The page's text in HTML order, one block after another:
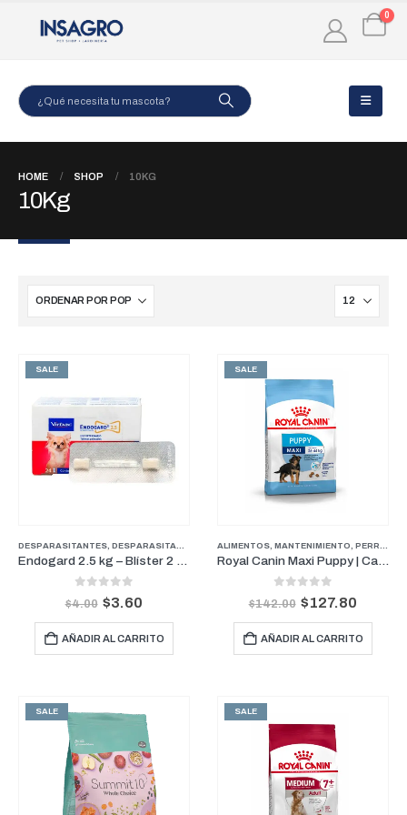
0
HOME SHOP 10KG
10Kg
SALE
DESPARASITANTES DESPARASITANTES FARMACIA,PERROS
Endogard 2.5 kg – Blíster 2 tabletas
out of 5
$4.00 $3.60
AÑADIR AL CARRITO
SALE
ALIMENTOS MANTENIMIENTO PERROS
Royal Canin Maxi Puppy | Cachorros razas Grandes 15kg
out of 5
$142.00 $127.80
AÑADIR AL CARRITO
SALE SALE